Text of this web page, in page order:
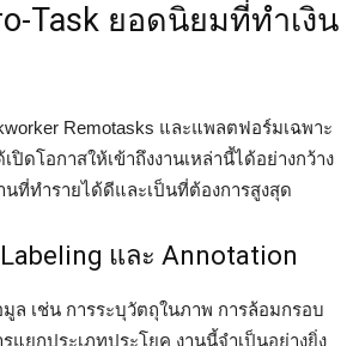
Task ยอดนิยมที่ทำเงิน
Remotasks และแพลตฟอร์มเฉพาะ
ปิดโอกาสให้เข้าถึงงานเหล่านี้ได้อย่างกว้าง
นที่ทำรายได้ดีและเป็นที่ต้องการสูงสุด
และ Annotation
ล เช่น การระบุวัตถุในภาพ การล้อมกรอบ
แยกประเภทประโยค งานนี้จำเป็นอย่างยิ่ง